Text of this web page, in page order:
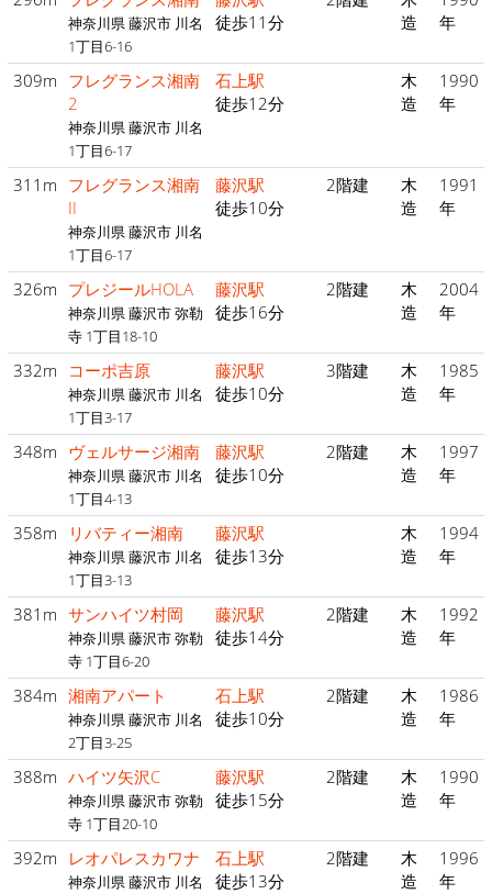
神奈川県 藤沢市 川名
1丁目6-16
徒歩11分
造
年
309m フレグランス湘南
2
神奈川県 藤沢市 川名
1丁目6-17
石上駅
徒歩12分
木
造
1990
年
311m フレグランス湘南
II
神奈川県 藤沢市 川名
1丁目6-17
藤沢駅
徒歩10分
2階建
木
造
1991
年
326m プレジールHOLA
神奈川県 藤沢市 弥勒
寺 1丁目18-10
藤沢駅
徒歩16分
2階建
木
造
2004
年
332m コーポ吉原
神奈川県 藤沢市 川名
1丁目3-17
藤沢駅
徒歩10分
3階建
木
造
1985
年
348m ヴェルサージ湘南
神奈川県 藤沢市 川名
1丁目4-13
藤沢駅
徒歩10分
2階建
木
造
1997
年
358m リバティー湘南
神奈川県 藤沢市 川名
1丁目3-13
藤沢駅
徒歩13分
木
造
1994
年
381m サンハイツ村岡
神奈川県 藤沢市 弥勒
寺 1丁目6-20
藤沢駅
徒歩14分
2階建
木
造
1992
年
384m 湘南アパート
神奈川県 藤沢市 川名
2丁目3-25
石上駅
徒歩10分
2階建
木
造
1986
年
388m ハイツ矢沢C
神奈川県 藤沢市 弥勒
寺 1丁目20-10
藤沢駅
徒歩15分
2階建
木
造
1990
年
392m レオパレスカワナ
神奈川県 藤沢市 川名
石上駅
徒歩13分
2階建
木
造
1996
年